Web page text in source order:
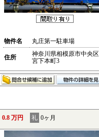
物件名 丸庄第一駐車場
住所
神奈川県相模原市中央区
宮下本町3
0.8 万円 礼 0ヶ月